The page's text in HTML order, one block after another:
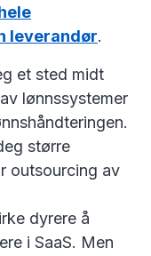
leverandør.
et sted midt
lønnssystemer
større
outsourcing av
dyrere å
i SaaS. Men